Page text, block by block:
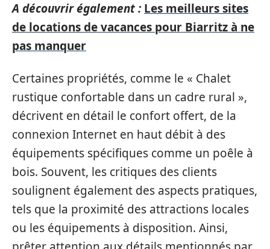
A découvrir également : Les meilleurs sites
de locations de vacances pour Biarritz à ne
pas manquer
Certaines propriétés, comme le « Chalet
rustique confortable dans un cadre rural »,
décrivent en détail le confort offert, de la
connexion Internet en haut débit à des
équipements spécifiques comme un poêle à
bois. Souvent, les critiques des clients
soulignent également des aspects pratiques,
tels que la proximité des attractions locales
ou les équipements à disposition. Ainsi,